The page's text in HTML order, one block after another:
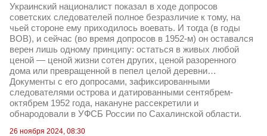
Украинский националист показал в ходе допросов
советских следователей полное безразличие к тому, на
чьей стороне ему приходилось воевать. И тогда (в годы
ВОВ), и сейчас (во время допросов в 1952-м) он оставался
верен лишь одному принципу: остаться в живых любой
ценой — ценой жизни сотен других, ценой разоренного
дома или превращенной в пепел целой деревни…
Документы с его допросами, зафиксированными
следователями острова и датированными сентябрем-
октябрем 1952 года, накануне рассекретили и
обнародовали в УФСБ России по Сахалинской области.
26 ноября 2024, 08:30